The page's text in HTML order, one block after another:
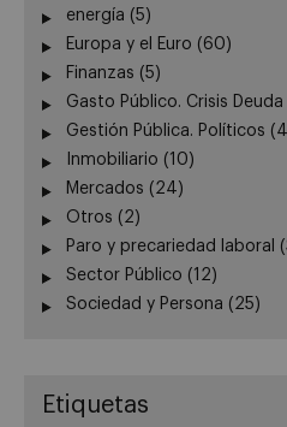
energía (5)
Europa y el Euro (60)
Finanzas (5)
Gasto Público. Crisis Deuda
Gestión Pública. Políticos
Inmobiliario (10)
Mercados (24)
Otros (2)
Paro y precariedad laboral
Sector Público (12)
Sociedad y Persona (25)
Etiquetas